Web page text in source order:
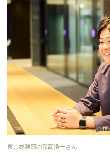
東京総務部の藤高浩一さん